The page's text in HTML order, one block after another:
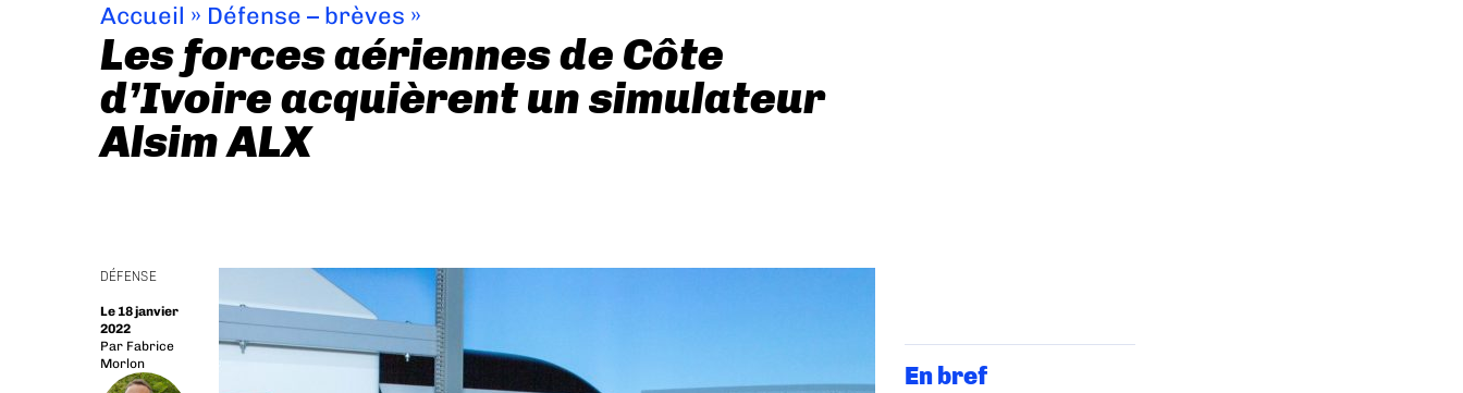
Accueil » Défense – brèves »
Les forces aériennes de Côte
d’Ivoire acquièrent un simulateur
Alsim ALX
DÉFENSE
Le 18 janvier
2022
Par Fabrice
Morlon
En bref